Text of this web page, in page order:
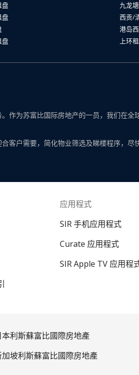
盘
盘
盘
九龙
西贡/
港岛
上环
作为苏富比国际房地产的一员，我们在
客户需要，简化物业筛选及睇楼程序，尽
应用程式
SIR 手机应用程式
Curate 应用程式
SIR Apple TV 应用程
本利斯蘇富比國際房地產
加坡利斯蘇富比國際房地產